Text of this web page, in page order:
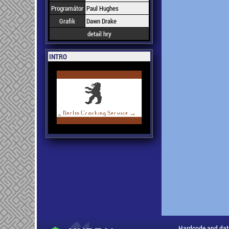
Programátor Paul Hughes
Grafik
Dawn Drake
detail hry
INTRO